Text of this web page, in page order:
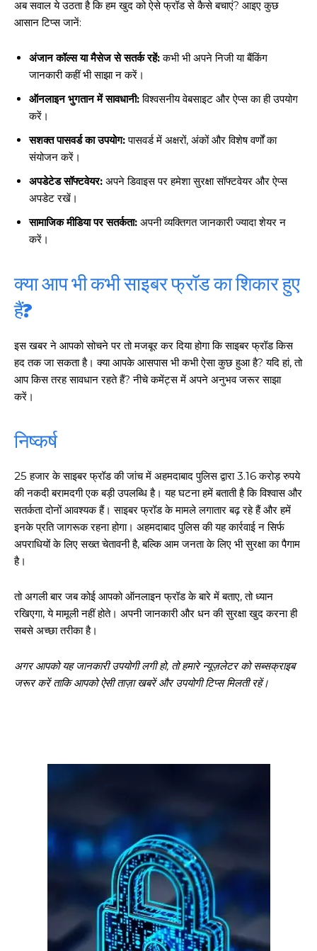
गुरुग्राम साइबर पुलिस ने बीते छह महीने में 18 बैंक कर्मचारियों को किया गिरफ्तार
इन लोगों ने लालच में आकर बैंक खाते खोलकर साइबर ठगों को उपलब्ध कराए
अब सवाल ये उठता है कि हम खुद को ऐसे फ्रॉड से कैसे बचाएं? आइए कुछ
आसान टिप्स जानें:
अंजान कॉल्स या मैसेज से सतर्क रहें:कभी भी अपने निजी या बैंकिंग
जानकारी कहीं भी साझा न करें।
ऑनलाइन भुगतान में सावधानी:विश्वसनीय वेबसाइट और ऐप्स का ही उपयोग
करें।
सशक्त पासवर्ड का उपयोग:पासवर्ड में अक्षरों, अंकों और विशेष वर्णों का
संयोजन करें।
अपडेटेड सॉफ्टवेयर: अपने डिवाइस पर हमेशा सुरक्षा सॉफ्टवेयर और ऐप्स
अपडेट रखें।
सामाजिक मीडिया पर सतर्कता: अपनी व्यक्तिगत जानकारी ज्यादा शेयर न
करें।
क्या आप भी कभी साइबर फ्रॉड का शिकार हुए
हैं?
इस खबर ने आपको सोचने पर तो मजबूर कर दिया होगा कि साइबर फ्रॉड किस
हद तक जा सकता है। क्या आपके आसपास भी कभी ऐसा कुछ हुआ है? यदि हां, तो
आप किस तरह सावधान रहते हैं? नीचे कमेंट्स में अपने अनुभव जरूर साझा
करें।
निष्कर्ष
25 हजार के साइबर फ्रॉड की जांच में अहमदाबाद पुलिस द्वारा 3.16 करोड़ रुपये
की नकदी बरामदगी एक बड़ी उपलब्धि है। यह घटना हमें बताती है कि विश्वास और
सतर्कता दोनों आवश्यक हैं। साइबर फ्रॉड के मामले लगातार बढ़ रहे हैं और हमें
इनके प्रति जागरूक रहना होगा। अहमदाबाद पुलिस की यह कार्रवाई न सिर्फ
अपराधियों के लिए सख्त चेतावनी है, बल्कि आम जनता के लिए भी सुरक्षा का पैगाम
है।
तो अगली बार जब कोई आपको ऑनलाइन फ्रॉड के बारे में बताए, तो ध्यान
रखिएगा, ये मामूली नहीं होते। अपनी जानकारी और धन की सुरक्षा खुद करना ही
सबसे अच्छा तरीका है।
अगर आपको यह जानकारी उपयोगी लगी हो, तो हमारे न्यूज़लेटर को सब्सक्राइब
जरूर करें ताकि आपको ऐसी ताज़ा खबरें और उपयोगी टिप्स मिलती रहें।